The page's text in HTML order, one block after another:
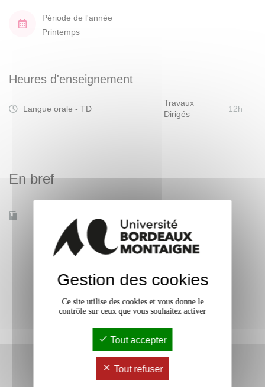
Période de l'année
Printemps
Heures d'enseignement
Langue orale - TD
Travaux
Dirigés
12h
En bref
Accessible à distance
Gestion des cookies
Ce site utilise des cookies et vous donne le
contrôle sur ceux que vous souhaitez activer
Tout accepter
Tout refuser